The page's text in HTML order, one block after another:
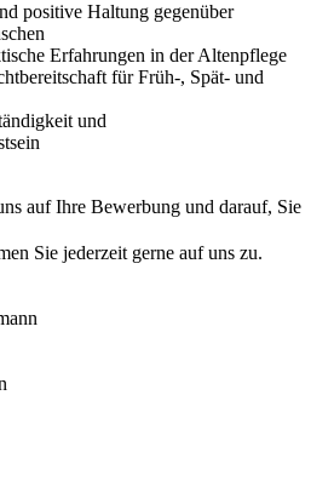
positive Haltung gegenüber
Erfahrungen in der Altenpflege
für Früh-, Spät- und
und
auf Ihre Bewerbung und darauf, Sie
Sie jederzeit gerne auf uns zu.